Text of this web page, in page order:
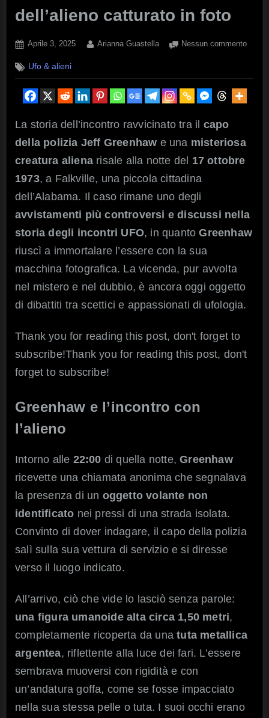
dell’alieno catturato in foto
Posted
Aprile 3, 2025 By
Arianna Guastella Nessun commentosu
il
Ufo & alieni
La storia dell’incontro ravvicinato tra il capo
della polizia Jeff Greenhaw e una misteriosa
creatura aliena risale alla notte del 17 ottobre
1973, a Falkville, una piccola cittadina
dell’Alabama. Il caso rimane uno degli
avvistamenti più controversi e discussi nella
storia degli incontri UFO, in quantoGreenhaw
riuscì a immortalare l’essere con la sua
macchina fotografica. La vicenda, pur avvolta
nel mistero e nel dubbio, è ancora oggi oggetto
di dibattiti tra scettici e appassionati di ufologia.
Thank you for reading this post, don't forget to
subscribe!Thank you for reading this post, don't
forget to subscribe!
Greenhaw e l’incontro con
l’alieno
Intorno alle 22:00 di quella notte,Greenhaw
ricevette una chiamata anonima che segnalava
la presenza di un oggetto volante non
identificato nei pressi di una strada isolata.
Convinto di dover indagare, il capo della polizia
salì sulla sua vettura di servizio e si diresse
verso il luogo indicato.
All’arrivo, ciò che vide lo lasciò senza parole:
una figura umanoide alta circa 1,50 metri,
completamente ricoperta da una tuta metallica
argentea, riflettente alla luce dei fari. L’essere
sembrava muoversi con rigidità e con
un’andatura goffa, come se fosse impacciato
nella sua stessa pelle o tuta. I suoi occhi erano